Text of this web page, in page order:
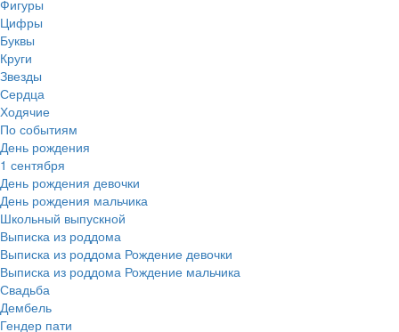
Фигуры
Цифры
Буквы
Круги
Звезды
Сердца
Ходячие
По событиям
День рождения
1 сентября
День рождения девочки
День рождения мальчика
Школьный выпускной
Выписка из роддома
Выписка из роддома Рождение девочки
Выписка из роддома Рождение мальчика
Свадьба
Дембель
Гендер пати